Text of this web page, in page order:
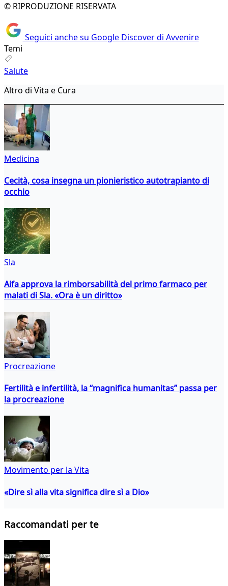
© RIPRODUZIONE RISERVATA
Seguici anche su Google Discover di Avvenire
Temi
Salute
Altro di Vita e Cura
Medicina
Cecità, cosa insegna un pionieristico autotrapianto di
occhio
Sla
Aifa approva la rimborsabilità del primo farmaco per
malati di Sla. «Ora è un diritto»
Procreazione
Fertilità e infertilità, la “magnifica humanitas” passa per
la procreazione
Movimento per la Vita
«Dire sì alla vita significa dire sì a Dio»
Raccomandati per te